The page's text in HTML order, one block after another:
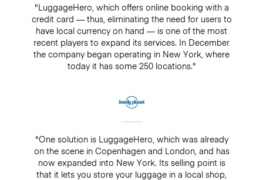
"LuggageHero, which offers online booking with a
credit card — thus, eliminating the need for users to
have local currency on hand — is one of the most
recent players to expand its services. In December
the company began operating in New York, where
today it has some 250 locations."
"One solution is LuggageHero, which was already
on the scene in Copenhagen and London, and has
now expanded into New York. Its selling point is
that it lets you store your luggage in a local shop,